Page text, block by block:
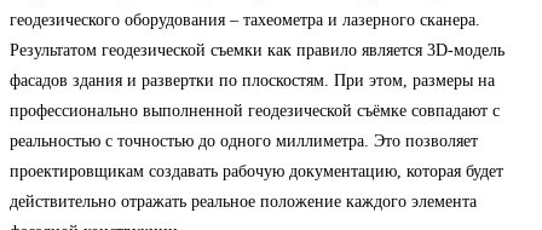
геодезического оборудования – тахеометра и лазерного сканера.
Результатом геодезической съемки как правило является 3D-модель
фасадов здания и развертки по плоскостям. При этом, размеры на
профессионально выполненной геодезической съёмке совпадают с
реальностью с точностью до одного миллиметра. Это позволяет
проектировщикам создавать рабочую документацию, которая будет
действительно отражать реальное положение каждого элемента